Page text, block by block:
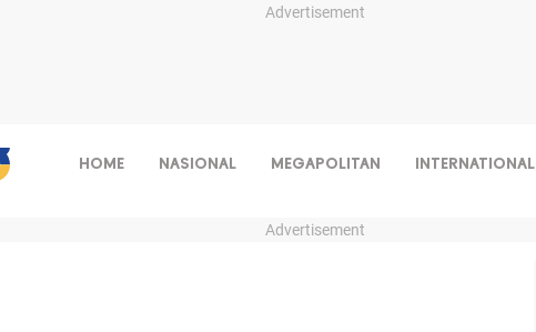
Advertisement
HOME NASIONAL MEGAPOLITAN INTERNATIONAL
Advertisement